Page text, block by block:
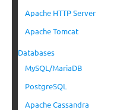
Apache HTTP Server
Apache Tomcat
Databases
MySQL/MariaDB
PostgreSQL
Apache Cassandra